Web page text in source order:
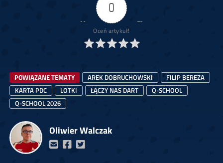
0
Oceń artykuł!
POWIĄZANE TEMATY AREK DOBRUCHOWSKI
FILIP BEREZA
KARTA PDC
LOTKI ŁĄCZY NAS DART
Q-SCHOOL
Q-SCHOOL 2026
Oliwier Walczak